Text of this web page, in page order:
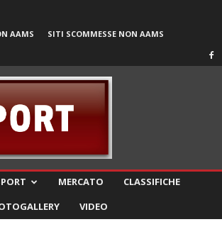
AAMS SITI SCOMMESSE NON AAMS
MERCATO
CLASSIFICHE
VIDEO